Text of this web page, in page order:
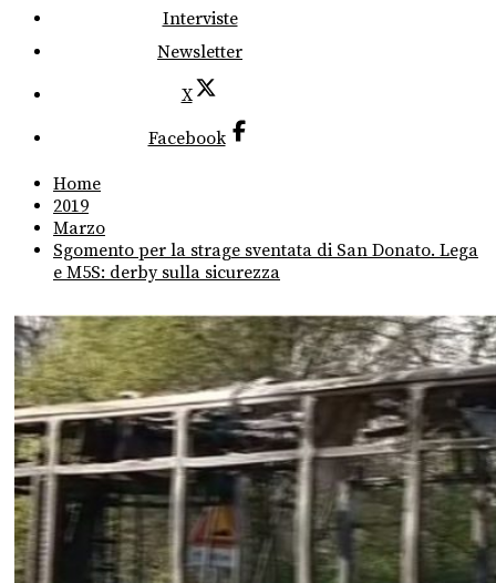
Interviste
Newsletter
X
Facebook
Home
2019
Marzo
Sgomento per la strage sventata di San Donato. Lega
e M5S: derby sulla sicurezza